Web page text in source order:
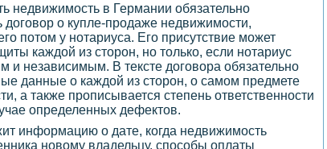
недвижимость в Германии обязательно
договор о купле-продаже недвижимости,
потом у нотариуса. Его присутствие может
каждой из сторон, но только, если нотариус
и независимым. В тексте договора обязательно
данные о каждой из сторон, о самом предмете
а также прописывается степень ответственности
определенных дефектов.
информацию о дате, когда недвижимость
новому владельцу, способы оплаты